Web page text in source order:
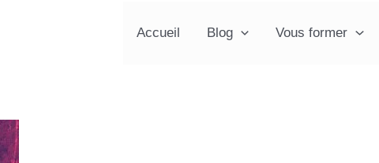
Accueil Blog Vous former